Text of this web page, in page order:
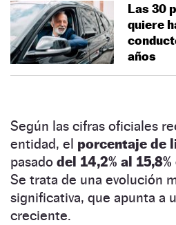
Las 30
quiere
años
Según las cifras oficiales
entidad, el porcentaje de
pasado del 14,2% al
Se trata de una evolución
significativa, que apunta a
creciente.